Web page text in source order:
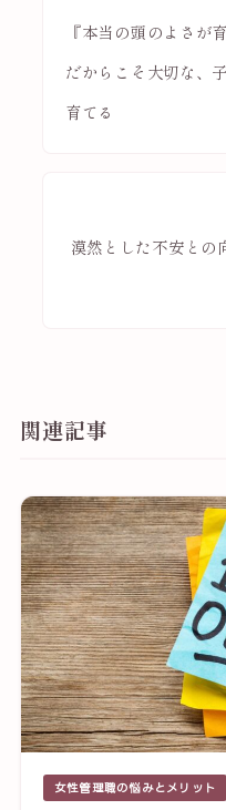
『本当の頭のよさ
だからこそ大切な、
育てる
漠然とした不安との
関連記事
女性管理職の悩みとメリット